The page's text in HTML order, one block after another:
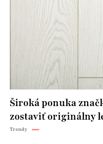
Široká ponuka
zostaviť originálny
Trendy